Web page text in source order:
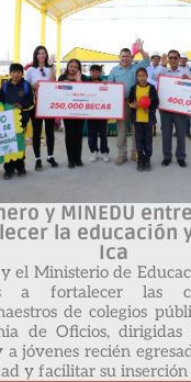
y MINEDU
la educación
Ica
el Ministerio de
a fortalecer las
de colegios
de Oficios,
jóvenes recién
y facilitar su